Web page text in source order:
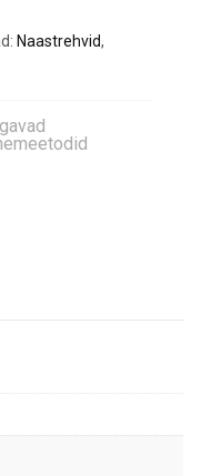
Naastrehvid,